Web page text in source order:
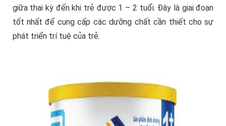
giữa thai kỳ đến khi trẻ được 1 – 2 tuổi. Đây là giai đoạn
tốt nhất để cung cấp các dưỡng chất cần thiết cho sự
phát triển trí tuệ của trẻ.